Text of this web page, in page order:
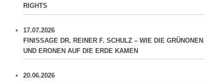
RIGHTS
17.07.2026
FINISSAGE DR. REINER F. SCHULZ – WIE DIE GRÜNONEN
UND ERONEN AUF DIE ERDE KAMEN
20.06.2026